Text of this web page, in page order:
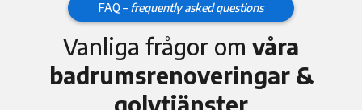
FAQ – frequently asked questions
Vanliga frågor om våra
badrumsrenoveringar &
golvtjänster